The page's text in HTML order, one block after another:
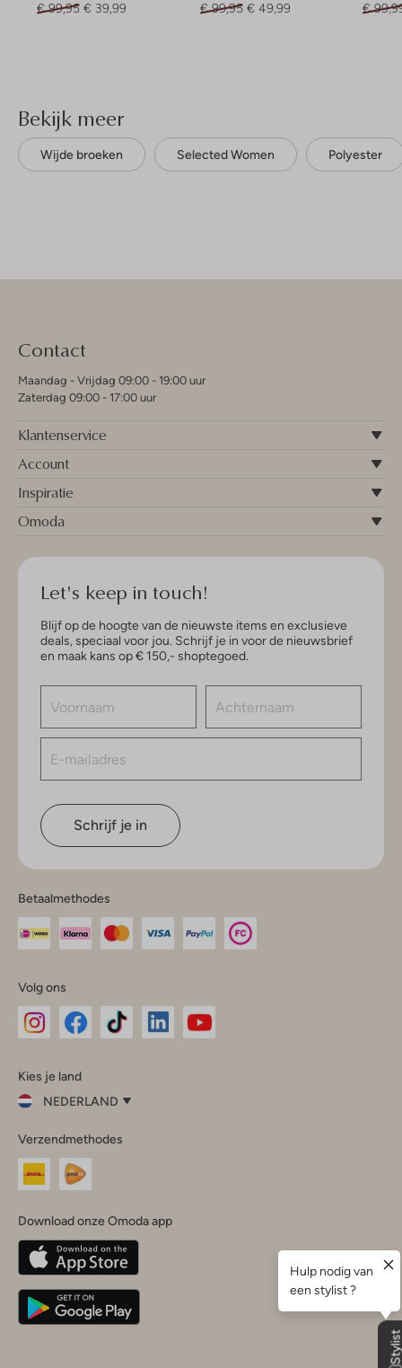
€ 99,95 € 39,99
€ 99,95 € 49,99
€
Bekijk meer
Wijde broeken Selected Women Polyester
Contact
Maandag - Vrijdag 09:00 - 19:00 uur
Zaterdag 09:00 - 17:00 uur
Klantenservice
Account
Inspiratie
Omoda
Let's keep in touch!
Blijf op de hoogte van de nieuwste items en exclusieve
deals, speciaal voor jou. Schrijf je in voor de nieuwsbrief
en maak kans op € 150,- shoptegoed.
Schrijf je in
Betaalmethodes
Volg ons
InstagramFacebook
Kies je land
NEDERLAND
je
land
Nederland
Belgique(Français)
Deutschland
Verzendmethodes
Download onze Omoda app